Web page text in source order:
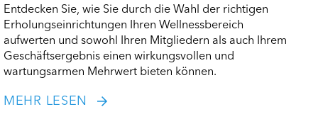
Entdecken Sie, wie Sie durch die Wahl der richtigen
Erholungseinrichtungen Ihren Wellnessbereich
aufwerten und sowohl Ihren Mitgliedern als auch Ihrem
Geschäftsergebnis einen wirkungsvollen und
wartungsarmen Mehrwert bieten können.
MEHR LESEN